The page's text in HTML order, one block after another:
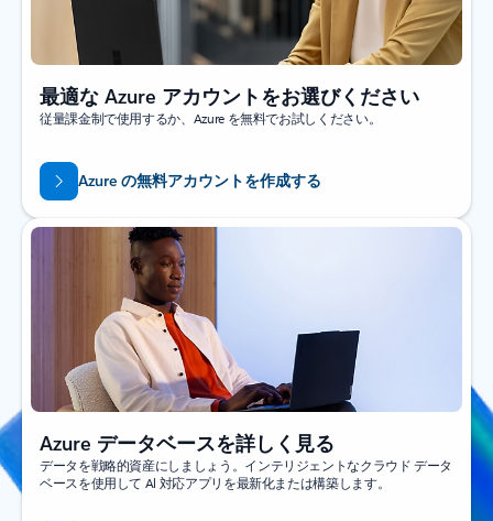
最適な Azure アカウントをお選びください
従量課金制で使用するか、Azure を無料でお試しください。
Azure の無料アカウントを作成する
Azure データベースを詳しく見る
データを戦略的資産にしましょう。インテリジェントなクラウド データ
ベースを使用して Al 対応アプリを最新化または構築します。